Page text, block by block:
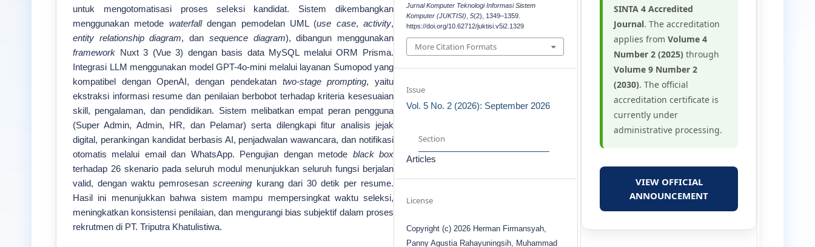
untuk mengotomatisasi proses seleksi kandidat. Sistem dikembangkan
menggunakan metode waterfalldengan pemodelan UML (use case, activity,
entity relationship diagram, dan sequence diagram), dibangun menggunakan
framework Nuxt 3 (Vue 3) dengan basis data MySQL melalui ORM Prisma.
Integrasi LLM menggunakan model GPT-4o-mini melalui layanan Sumopod yang
kompatibel dengan OpenAI, dengan pendekatan two-stage prompting, yaitu
ekstraksi informasi resume dan penilaian berbobot terhadap kriteria kesesuaian
skill, pengalaman, dan pendidikan. Sistem melibatkan empat peran pengguna
(Super Admin, Admin, HR, dan Pelamar) serta dilengkapi fitur analisis jejak
digital, perankingan kandidat berbasis AI, penjadwalan wawancara, dan notifikasi
otomatis melalui email dan WhatsApp. Pengujian dengan metode black box
terhadap 26 skenario pada seluruh modul menunjukkan seluruh fungsi berjalan
valid, dengan waktu pemrosesanscreening kurang dari 30 detik per resume.
Hasil ini menunjukkan bahwa sistem mampu mempersingkat waktu seleksi,
meningkatkan konsistensi penilaian, dan mengurangi bias subjektif dalam proses
rekrutmen di PT. Triputra Khatulistiwa.
Jurnal Komputer Teknologi Informasi Sistem
Komputer (JUKTISI) ,5(2), 1349–1359.
https://doi.org/10.62712/juktisi.v5i2.1329
More Citation Formats
Issue
Vol. 5 No. 2 (2026): September 2026
Section
Articles
License
Copyright (c) 2026 Herman Firmansyah,
Panny Agustia Rahayuningsih, Muhammad
SINTA 4 Accredited
Journal. The accreditation
applies from Volume 4
Number 2 (2025) through
Volume 9 Number 2
(2030). The official
accreditation certificate is
currently under
administrative processing.
VIEW OFFICIAL
ANNOUNCEMENT